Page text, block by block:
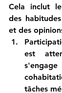
Cela inclut
des
et des
est
s'engage
tâches